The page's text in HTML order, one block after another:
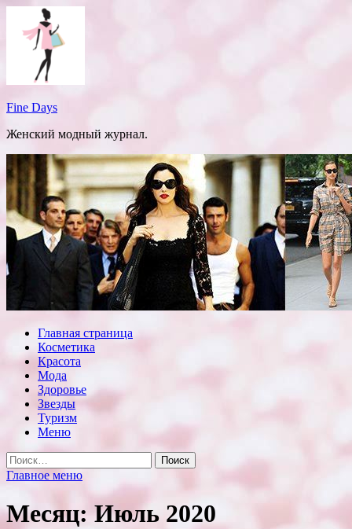
Перейти
содержимому
Fine Days
Женский модный журнал.
Главная страница
Косметика
Красота
Мода
Здоровье
Звезды
Туризм
Меню
Найти:
Главное меню
Месяц:Июль 2020